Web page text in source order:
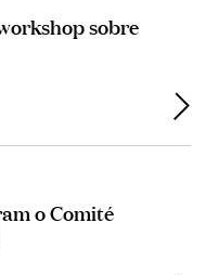
sobre
o Comité